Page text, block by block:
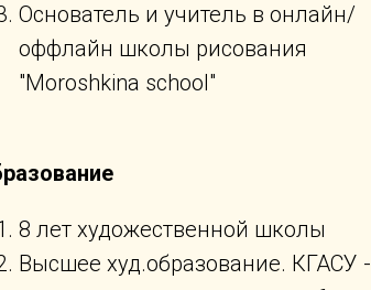
Основатель и учитель в онлайн/
оффлайн школы рисования
"Moroshkina school"
8 лет художественной школы
Высшее худ.образование. КГАСУ -